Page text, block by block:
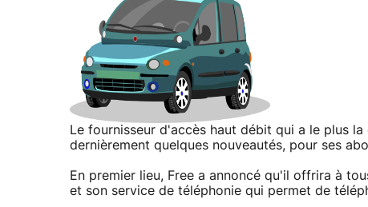
Le fournisseur d'accès haut débit qui a le plus
dernièrement quelques nouveautés, pour ses
En premier lieu, Free a annoncé qu'il offrira à
et son service de téléphonie qui permet de